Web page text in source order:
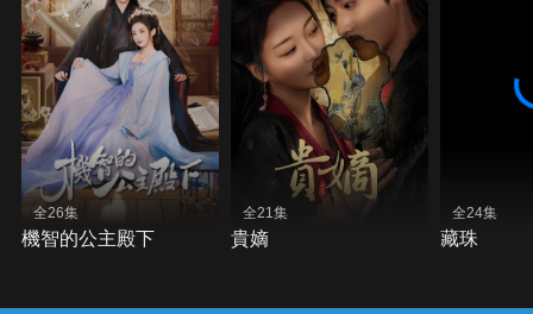
全26集
機智的公主殿下
全21集
貴嫡
全24集
藏珠